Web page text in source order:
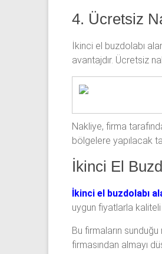
4. Ücretsiz
İkinci el buzdolabı
avantajdır. Ücretsiz
Nakliye, firma
bölgelere yapılacak
İkinci El
İkinci el buzdolabı
uygun fiyatlarla kaliteli
Bu firmaların
firmasından almayı